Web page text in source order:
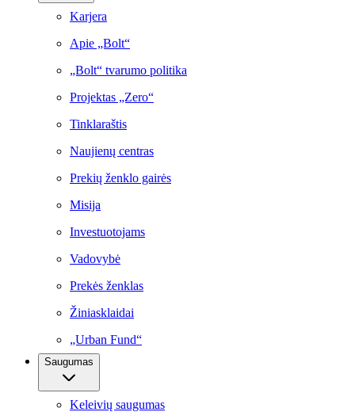
Karjera
Apie „Bolt“
„Bolt“ tvarumo politika
Projektas „Zero“
Tinklaraštis
Naujienų centras
Prekių ženklo gairės
Misija
Investuotojams
Vadovybė
Prekės ženklas
Žiniasklaidai
„Urban Fund“
Saugumas
Keleivių saugumas